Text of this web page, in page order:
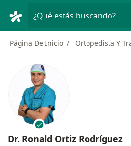
¿Qué estás buscando?
Página De Inicio Ortopedista Y
Dr. Ronald Ortiz Rodríguez